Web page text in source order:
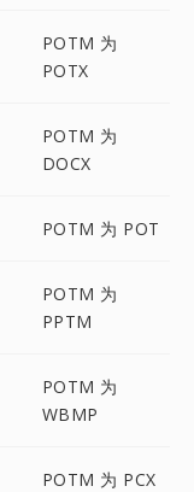
POTM 为
POTX
POTM 为
DOCX
POTM 为 POT
POTM 为
PPTM
POTM 为
WBMP
POTM 为 PCX